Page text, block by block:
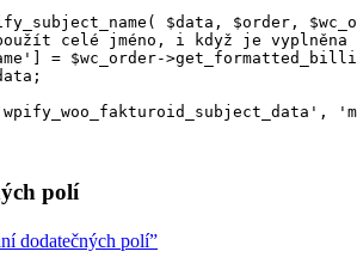
( $data , $order ,
celé jméno, i když je vyplněna
' = $wc_order->
;
wpify_woo_fakturoid_subject_data ' , '
polí
dodatečných polí”